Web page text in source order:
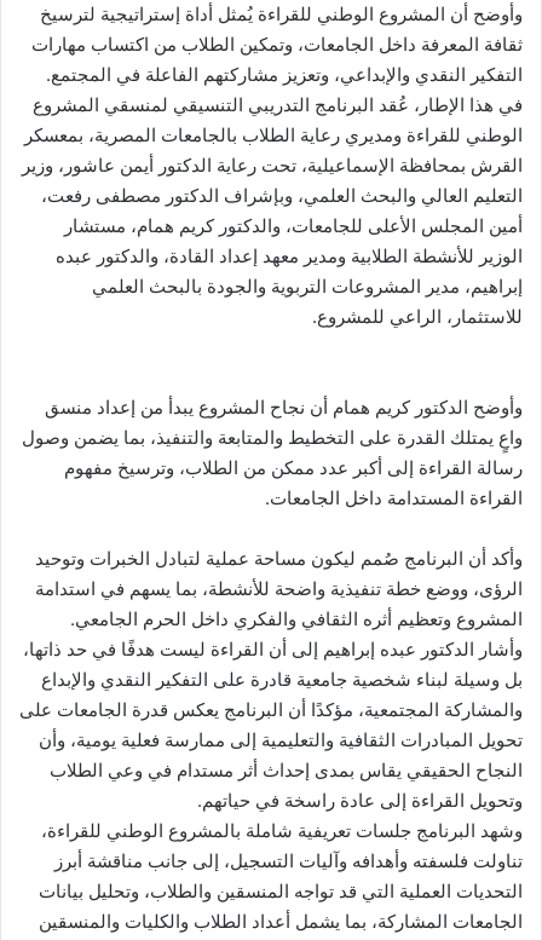
وأوضح أن المشروع الوطني للقراءة يُمثل أداة إستراتيجية لترسيخ
ثقافة المعرفة داخل الجامعات، وتمكين الطلاب من اكتساب مهارات
التفكير النقدي والإبداعي، وتعزيز مشاركتهم الفاعلة في المجتمع.
في هذا الإطار، عُقد البرنامج التدريبي التنسيقي لمنسقي المشروع
الوطني للقراءة ومديري رعاية الطلاب بالجامعات المصرية، بمعسكر
القرش بمحافظة الإسماعيلية، تحت رعاية الدكتور أيمن عاشور، وزير
التعليم العالي والبحث العلمي، وبإشراف الدكتور مصطفى رفعت،
أمين المجلس الأعلى للجامعات، والدكتور كريم همام، مستشار
الوزير للأنشطة الطلابية ومدير معهد إعداد القادة، والدكتور عبده
إبراهيم، مدير المشروعات التربوية والجودة بالبحث العلمي
للاستثمار، الراعي للمشروع.
وأوضح الدكتور كريم همام أن نجاح المشروع يبدأ من إعداد منسق
واعٍ يمتلك القدرة على التخطيط والمتابعة والتنفيذ، بما يضمن وصول
رسالة القراءة إلى أكبر عدد ممكن من الطلاب، وترسيخ مفهوم
القراءة المستدامة داخل الجامعات.
وأكد أن البرنامج صُمم ليكون مساحة عملية لتبادل الخبرات وتوحيد
الرؤى، ووضع خطة تنفيذية واضحة للأنشطة، بما يسهم في استدامة
المشروع وتعظيم أثره الثقافي والفكري داخل الحرم الجامعي.
وأشار الدكتور عبده إبراهيم إلى أن القراءة ليست هدفًا في حد ذاتها،
بل وسيلة لبناء شخصية جامعية قادرة على التفكير النقدي والإبداع
والمشاركة المجتمعية، مؤكدًا أن البرنامج يعكس قدرة الجامعات على
تحويل المبادرات الثقافية والتعليمية إلى ممارسة فعلية يومية، وأن
النجاح الحقيقي يقاس بمدى إحداث أثر مستدام في وعي الطلاب
وتحويل القراءة إلى عادة راسخة في حياتهم.
وشهد البرنامج جلسات تعريفية شاملة بالمشروع الوطني للقراءة،
تناولت فلسفته وأهدافه وآليات التسجيل، إلى جانب مناقشة أبرز
التحديات العملية التي قد تواجه المنسقين والطلاب، وتحليل بيانات
الجامعات المشاركة، بما يشمل أعداد الطلاب والكليات والمنسقين